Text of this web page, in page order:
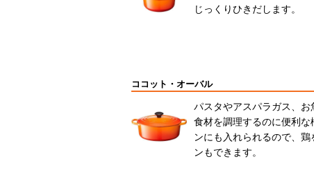
じっくりひきだします。
ココット・オーバル
パスタやアスパラガス、
食材を調理するのに便利
ンにも入れられるので、
ンもできます。